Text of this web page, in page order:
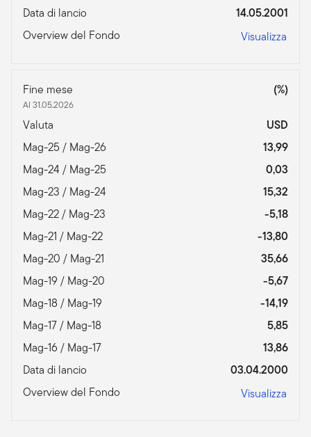
Data di lancio
14.05.2001
Overview del Fondo
Visualizza
Fine mese
Al 31.05.2026
(%)
Valuta
USD
Mag-25 / Mag-26
13,99
Mag-24 / Mag-25
0,03
Mag-23 / Mag-24
15,32
Mag-22 / Mag-23
-5,18
Mag-21 / Mag-22
-13,80
Mag-20 / Mag-21
35,66
Mag-19 / Mag-20
-5,67
Mag-18 / Mag-19
-14,19
Mag-17 / Mag-18
5,85
Mag-16 / Mag-17
13,86
Data di lancio
03.04.2000
Overview del Fondo
Visualizza